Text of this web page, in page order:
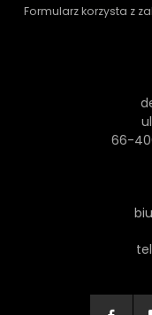
Formularz korzysta z
66-